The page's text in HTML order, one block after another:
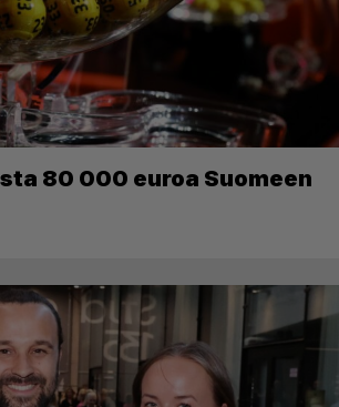
80 000 euroa Suomeen